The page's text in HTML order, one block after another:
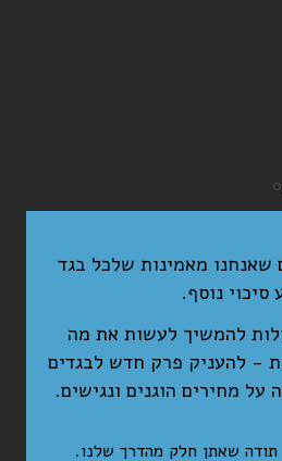
מ־15 שנים שאנחנו מאמינות שלכל בגד
סיכוי נוסף.
להמשיך לעשות את מה
- להעניק פרק חדש לבגדים
על מחירים הוגנים ונגישים.
תודה שאתן חלק מהדרך שלנו.